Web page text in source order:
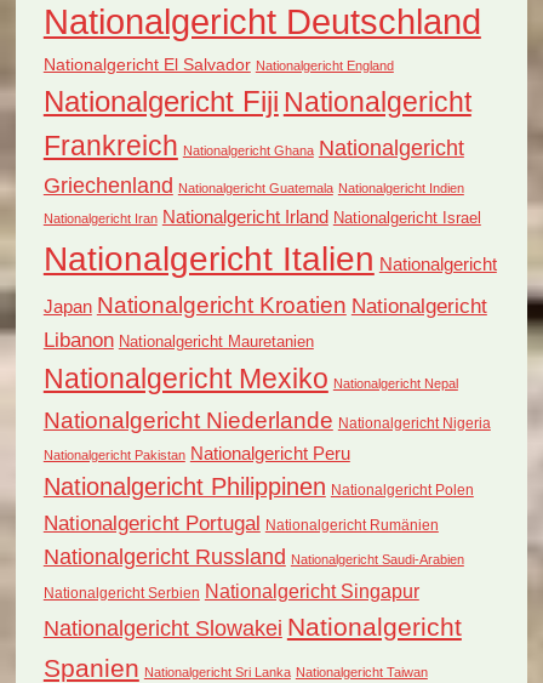
Nationalgericht Deutschland
Nationalgericht El Salvador Nationalgericht England
Nationalgericht Fiji Nationalgericht
Frankreich Nationalgericht Ghana Nationalgericht
Griechenland Nationalgericht Guatemala Nationalgericht Indien
Nationalgericht Iran Nationalgericht Irland Nationalgericht Israel
Nationalgericht Italien Nationalgericht
Japan Nationalgericht Kroatien Nationalgericht
Libanon Nationalgericht Mauretanien
Nationalgericht Mexiko Nationalgericht Nepal
Nationalgericht Niederlande Nationalgericht Nigeria
Nationalgericht Pakistan Nationalgericht Peru
Nationalgericht Philippinen Nationalgericht Polen
Nationalgericht Portugal Nationalgericht Rumänien
Nationalgericht Russland Nationalgericht Saudi-Arabien
Nationalgericht Serbien Nationalgericht Singapur
Nationalgericht Slowakei Nationalgericht
Spanien Nationalgericht Sri Lanka Nationalgericht Taiwan